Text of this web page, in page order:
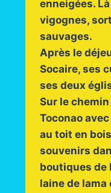
enneigées.
vigognes,
sauvages.
Après le
Socaire, ses
ses deux
Sur le
Toconao
au toit en
souvenirs
boutiques de
laine de lama